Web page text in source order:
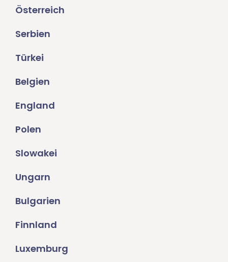
Österreich
Serbien
Türkei
Belgien
England
Polen
Slowakei
Ungarn
Bulgarien
Finnland
Luxemburg